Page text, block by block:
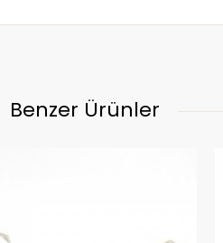
Benzer Ürünler